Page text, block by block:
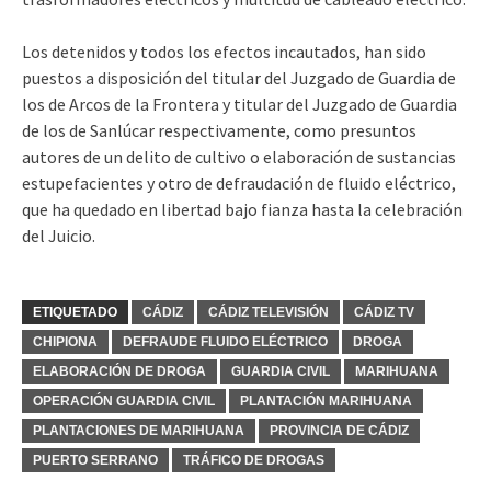
Los detenidos y todos los efectos incautados, han sido
puestos a disposición del titular del Juzgado de Guardia de
los de Arcos de la Frontera y titular del Juzgado de Guardia
de los de Sanlúcar respectivamente, como presuntos
autores de un delito de cultivo o elaboración de sustancias
estupefacientes y otro de defraudación de fluido eléctrico,
que ha quedado en libertad bajo fianza hasta la celebración
del Juicio.
ETIQUETADO CÁDIZ CÁDIZ TELEVISIÓN
CÁDIZ TV
CHIPIONA
DEFRAUDE FLUIDO ELÉCTRICO
DROGA
ELABORACIÓN DE DROGA
GUARDIA CIVIL
MARIHUANA
OPERACIÓN GUARDIA CIVIL
PLANTACIÓN MARIHUANA
PLANTACIONES DE MARIHUANA
PROVINCIA DE CÁDIZ
PUERTO SERRANO
TRÁFICO DE DROGAS